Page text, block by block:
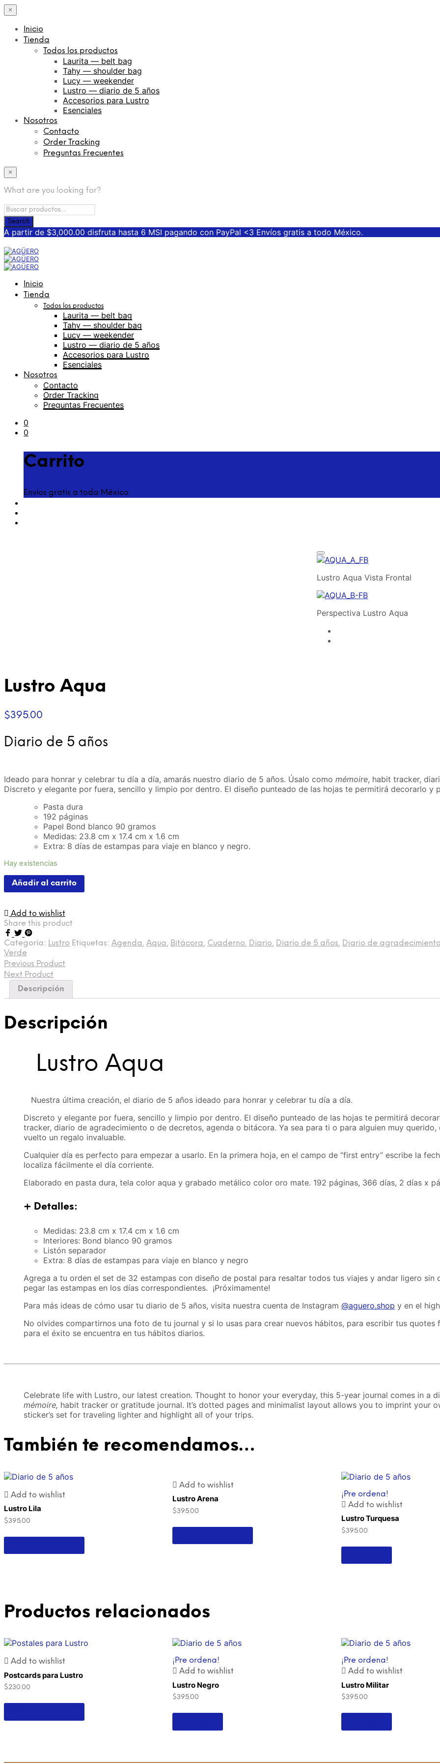
×
Inicio
Tienda
Todos los productos
Laurita — belt bag
Tahy — shoulder bag
Lucy — weekender
Lustro — diario de 5 años
Accesorios para Lustro
Esenciales
Nosotros
Contacto
Order Tracking
Preguntas Frecuentes
×
What are you looking for?
A partir de $3,000.00 disfruta hasta 6 MSI pagando con PayPal <3 Envíos gratis a todo México.
Inicio
Tienda
Todos los productos
Laurita — belt bag
Tahy — shoulder bag
Lucy — weekender
Lustro — diario de 5 años
Accesorios para Lustro
Esenciales
Nosotros
Contacto
Order Tracking
Preguntas Frecuentes
0
0
Carrito
Envíos gratis a toda México
Lustro Aqua Vista Frontal
Perspectiva Lustro Aqua
Lustro Aqua
$395.00
Diario de 5 años
Ideado para honrar y celebrar tu día a día, amarás nuestro diario de 5 años. Úsalo como mémoire, habit tracker,
Discreto y elegante por fuera, sencillo y limpio por dentro. El diseño punteado de las hojas te permitirá decorarlo y
Pasta dura
192 páginas
Papel Bond blanco 90 gramos
Medidas: 23.8 cm x 17.4 cm x 1.6 cm
Extra: 8 días de estampas para viaje en blanco y negro.
Hay existencias
Añadir al carrito
Add to wishlist
Share this product
Categoría: Lustro Etiquetas: Agenda, Aqua, Bitácora, Cuaderno, Diario, Diario de 5 años, Diario de agradecimiento
Verde
Previous Product
Next Product
Descripción
Descripción
Lustro Aqua
Nuestra última creación, el diario de 5 años ideado para honrar y celebrar tu día a día.
Discreto y elegante por fuera, sencillo y limpio por dentro. El diseño punteado de las hojas te permitirá
tracker, diario de agradecimiento o de decretos, agenda o bitácora. Ya sea para ti o para alguien muy
vuelto un regalo invaluable.
Cualquier día es perfecto para empezar a usarlo. En la primera hoja, en el campo de “first entry” escribe la
localiza fácilmente el día corriente.
Elaborado en pasta dura, tela color aqua y grabado metálico color oro mate. 192 páginas, 366 días, 2 días x
+ Detalles:
Medidas: 23.8 cm x 17.4 cm x 1.6 cm
Interiores: Bond blanco 90 gramos
Listón separador
Extra: 8 días de estampas para viaje en blanco y negro
Agrega a tu orden el set de 32 estampas con diseño de postal para resaltar todos tus viajes y andar ligero
pegar las estampas en los días correspondientes. ¡Próximamente!
Para más ideas de cómo usar tu diario de 5 años, visita nuestra cuenta de Instagram @aguero.shop y en el
No olvides compartirnos una foto de tu journal y si lo usas para crear nuevos hábitos, para escribir tus
para el éxito se encuentra en tus hábitos diarios.
Celebrate life with Lustro, our latest creation. Thought to honor your everyday, this 5-year journal comes in a
mémoire, habit tracker or gratitude journal. It’s dotted pages and minimalist layout allows you to imprint your
sticker’s set for traveling lighter and highlight all of your trips.
También te recomendamos…
Add to wishlist
Lustro Lila
$395.00
Add to wishlist
Lustro Arena
$395.00
¡Pre ordena!
Add to wishlist
Lustro Turquesa
$395.00
Productos relacionados
Add to wishlist
Postcards para Lustro
$230.00
¡Pre ordena!
Add to wishlist
Lustro Negro
$395.00
¡Pre ordena!
Add to wishlist
Lustro Militar
$395.00